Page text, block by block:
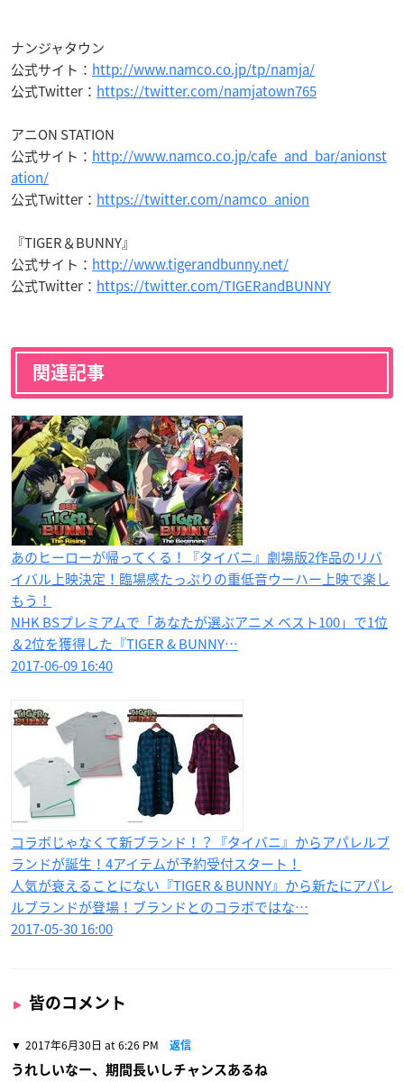
ナンジャタウン
公式サイト： http://www.namco.co.jp/tp/namja/
公式Twitter： https://twitter.com/namjatown765
アニON STATION
公式サイト： http://www.namco.co.jp/cafe_and_bar/anionst
ation/
公式Twitter： https://twitter.com/namco_anion
『TIGER＆BUNNY』
公式サイト： http://www.tigerandbunny.net/
公式Twitter： https://twitter.com/TIGERandBUNNY
関連記事
あのヒーローが帰ってくる！『タイバニ』劇場版2作品のリバ
イバル上映決定！臨場感たっぷりの重低音ウーハー上映で楽し
もう！
NHK BSプレミアムで「あなたが選ぶアニメ ベスト100」で1位
＆2位を獲得した『TIGER & BUNNY…
2017-06-09 16:40
コラボじゃなくて新ブランド！？『タイバニ』からアパレルブ
ランドが誕生！4アイテムが予約受付スタート！
人気が衰えることにない『TIGER & BUNNY』から新たにアパレ
ルブランドが登場！ブランドとのコラボではな…
2017-05-30 16:00
皆のコメント
2017年6月30日 at 6:26 PM 返信
うれしいなー、期間長いしチャンスあるね